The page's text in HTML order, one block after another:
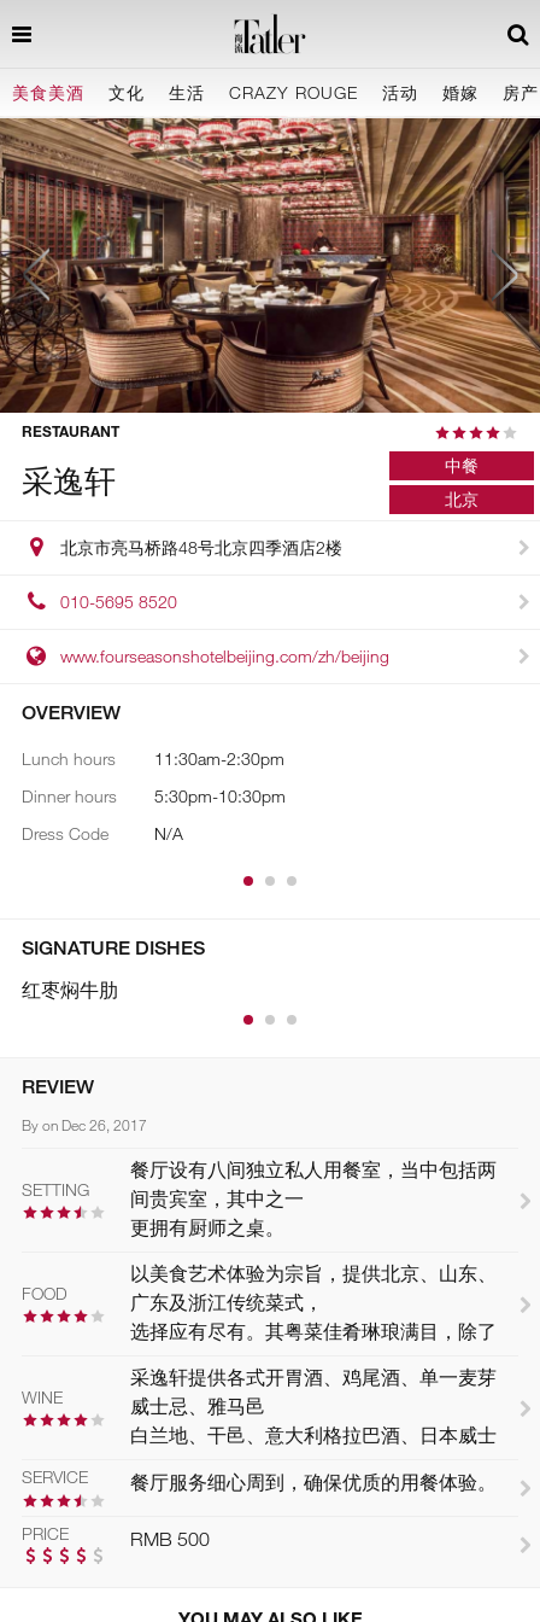
美食美酒 文化 生活 CRAZY ROUGE 活动 婚嫁 房产
RESTAURANT
采逸轩
中餐
北京
北京市亮马桥路48号北京四季酒店2楼
010-5695 8520
www.fourseasonshotelbeijing.com/zh/beijing
OVERVIEW
Lunch hours
11:30am-2:30pm
Dinner hours
5:30pm-10:30pm
Dress Code
N/A
SIGNATURE DISHES
红枣焖牛肋
REVIEW
By on Dec 26, 2017
SETTING
餐厅设有八间独立私人用餐室，当中包括两
间贵宾室，其中之一
更拥有厨师之桌。
FOOD
以美食艺术体验为宗旨，提供北京、山东、
广东及浙江传统菜式，
选择应有尽有。其粤菜佳肴琳琅满目，除了
参之外，也少不了乳猪、烧鹅等特色烧味，
还有多款广式滋补褒汤，除粤菜之外，京菜
也是这里的主打菜系。煮大虾、炸肉球、炒
鸡丝、炒羊肉、北方煎饼，以至北京水饺及
WINE
采逸轩提供各式开胃酒、鸡尾酒、单一麦芽
威士忌、雅马邑
白兰地、干邑、意大利格拉巴酒、日本威士
SERVICE 餐厅服务细心周到，确保优质的用餐体验。
PRICE RMB 500
Price
RMB 500